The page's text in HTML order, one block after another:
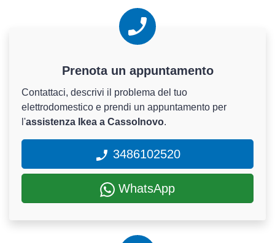
Prenota un appuntamento
Contattaci, descrivi il problema del tuo
elettrodomestico e prendi un appuntamento per
l'assistenza Ikea a Cassolnovo.
3486102520
WhatsApp